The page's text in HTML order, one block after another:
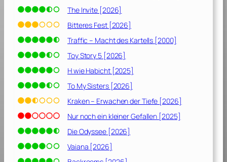
The Invite [2026]
Bitteres Fest [2026]
Traffic – Macht des Kartells [2000]
Toy Story 5 [2026]
H wie Habicht [2025]
To My Sisters [2026]
Kraken – Erwachen der Tiefe [2026]
Nur noch ein kleiner Gefallen [2025]
Die Odyssee [2026]
Vaiana [2026]